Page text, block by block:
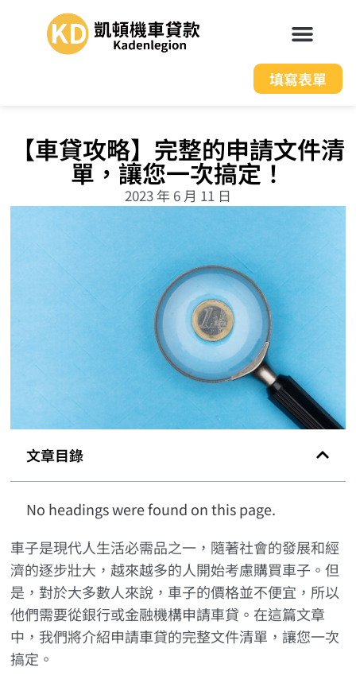
填寫表單
【車貸攻略】完整的申請文件清
單，讓您一次搞定！
2023 年 6 月 11 日
文章目錄
No headings were found on this page.
車子是現代人生活必需品之一，隨著社會的發展和經
濟的逐步壯大，越來越多的人開始考慮購買車子。但
是，對於大多數人來說，車子的價格並不便宜，所以
他們需要從銀行或金融機構申請車貸。在這篇文章
中，我們將介紹申請車貸的完整文件清單，讓您一次
搞定。